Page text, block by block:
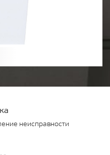
неисправности